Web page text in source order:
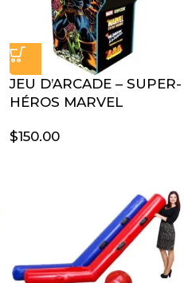
JEU D’ARCADE – SUPER-
HÉROS MARVEL
$150.00